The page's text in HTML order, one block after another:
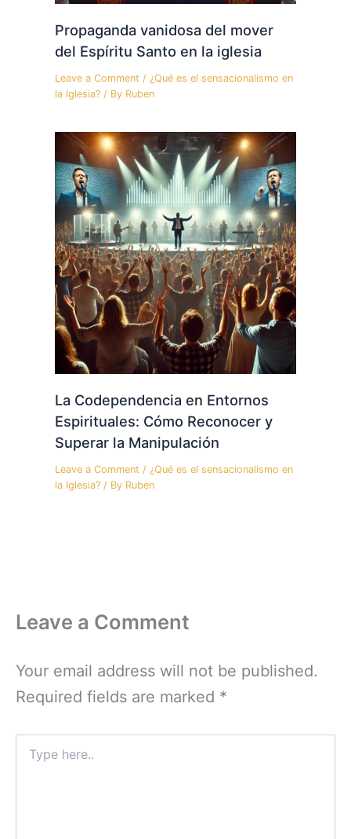
Propaganda vanidosa del mover
del Espíritu Santo en la iglesia
Leave a Comment /¿Qué es el sensacionalismo en
la Iglesia? / By Ruben
La Codependencia en Entornos
Espirituales: Cómo Reconocer y
Superar la Manipulación
Leave a Comment / ¿Qué es el sensacionalismo en
la Iglesia? / By Ruben
Leave a Comment
Your email address will not be published.
Required fields are marked *
here..